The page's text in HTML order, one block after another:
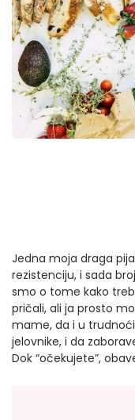
Jedna moja draga
rezistenciju, i sada
smo o tome kako
pričali, ali ja prosto
mame, da i u
jelovnike, i da
Dok “očekujete”,